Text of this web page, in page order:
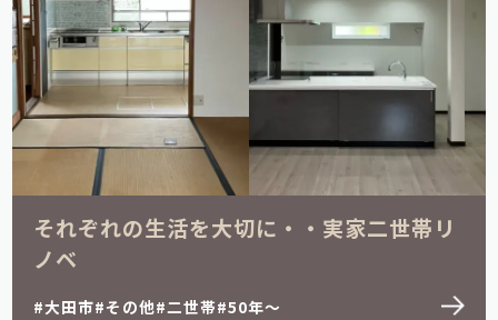
それぞれの生活を大切に・・実家二世帯リ
ノベ
大田市 その他 二世帯 50年～